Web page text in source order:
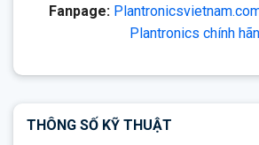
Fanpage:
Plantronics chính
THÔNG SỐ KỸ THUẬT